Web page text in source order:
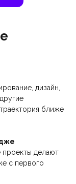
дизайн,
ближе
проекты делают
с первого